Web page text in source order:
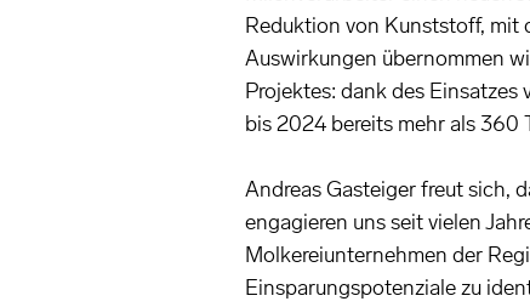
Reduktion von Kunststoff, mit
Auswirkungen übernommen
Projektes: dank des
bis 2024 bereits mehr als 360
Andreas Gasteiger freut sich,
engagieren uns seit vielen
Molkereiunternehmen der
Einsparungspotenziale zu